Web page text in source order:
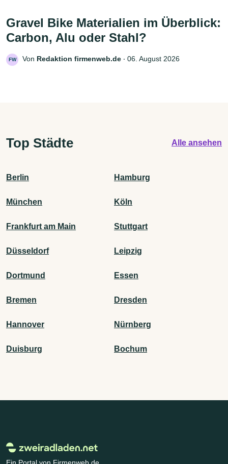
Gravel Bike Materialien im Überblick:
Carbon, Alu oder Stahl?
FW Von Redaktion firmenweb.de ‧ 06. August 2026
Top Städte Alle ansehen
Berlin Hamburg
München Köln
Frankfurt am Main Stuttgart
Düsseldorf Leipzig
Dortmund Essen
Bremen Dresden
Hannover Nürnberg
Duisburg Bochum
Ein Portal von Firmenweb.de